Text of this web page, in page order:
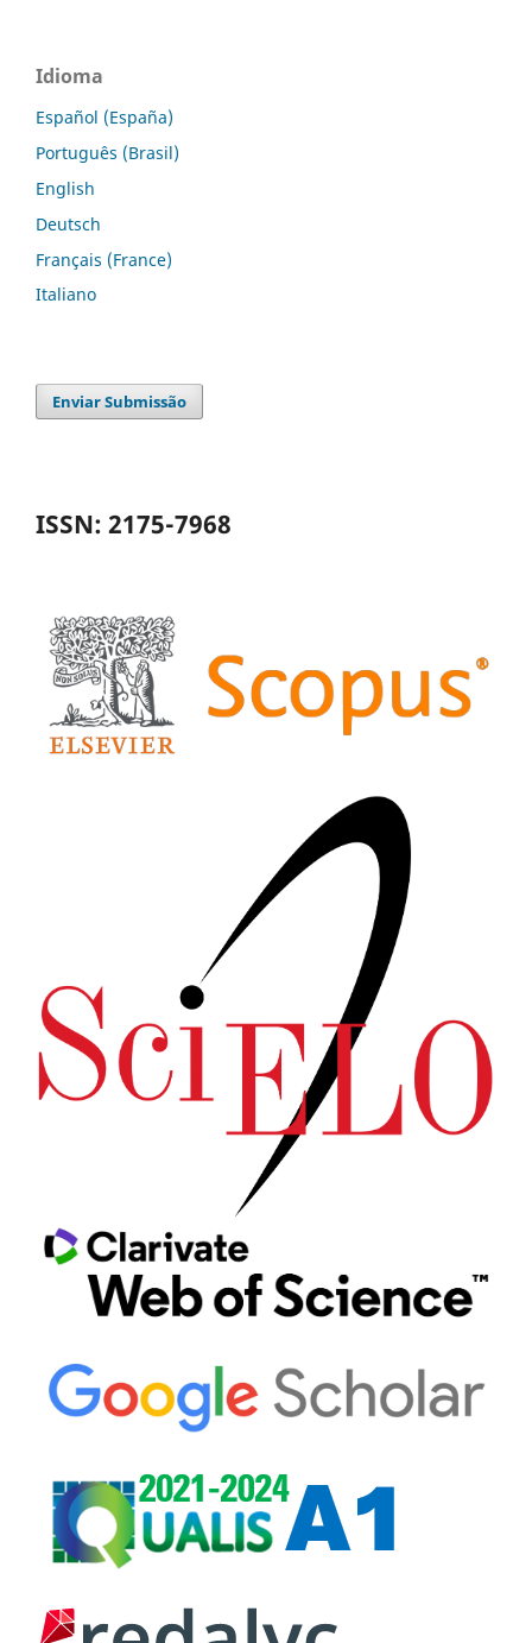
Idioma
Español (España)
Português (Brasil)
English
Deutsch
Français (France)
Italiano
Enviar Submissão
ISSN: 2175-7968